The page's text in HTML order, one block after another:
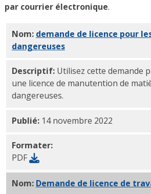
par courrier électronique.
Nom: demande de licence pour
dangereusesPDF
Descriptif: Utilisez cette demande
une licence de manutention de
dangereuses.
Publié: 14 novembre 2022
Formater:
PDF
Nom: Demande de licence de